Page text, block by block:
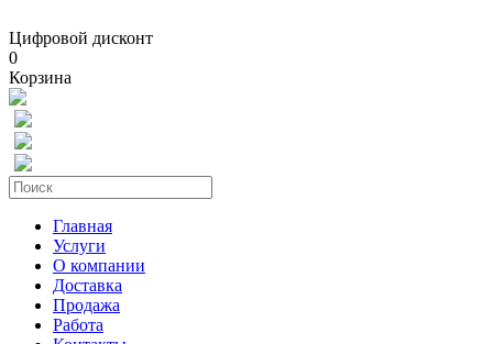
Цифровой дисконт
0
Корзина
Главная
Услуги
О компании
Доставка
Продажа
Работа